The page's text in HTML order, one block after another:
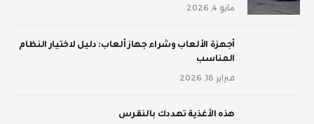
مايو 4, 2026
أجهزة الألعاب وشراء جهاز ألعاب: دليل لاختيار النظام
المناسب
فبراير 18, 2026
‫هذه الأغذية تهددك بالنقرس